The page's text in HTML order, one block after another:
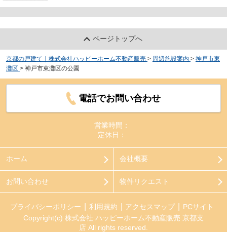
ページトップへ
京都の戸建て｜株式会社ハッピーホーム不動産販売 > 周辺施設案内 > 神戸市東
灘区 > 神戸市東灘区の公園
電話でお問い合わせ
営業時間：
定休日：
ホーム 会社概要
お問い合わせ 物件リクエスト
プライバシーポリシー 利用規約 アクセスマップ
PCサイト
Copyright(c) 株式会社 ハッピーホーム不動産販売 京都支
店 All rights reserved.